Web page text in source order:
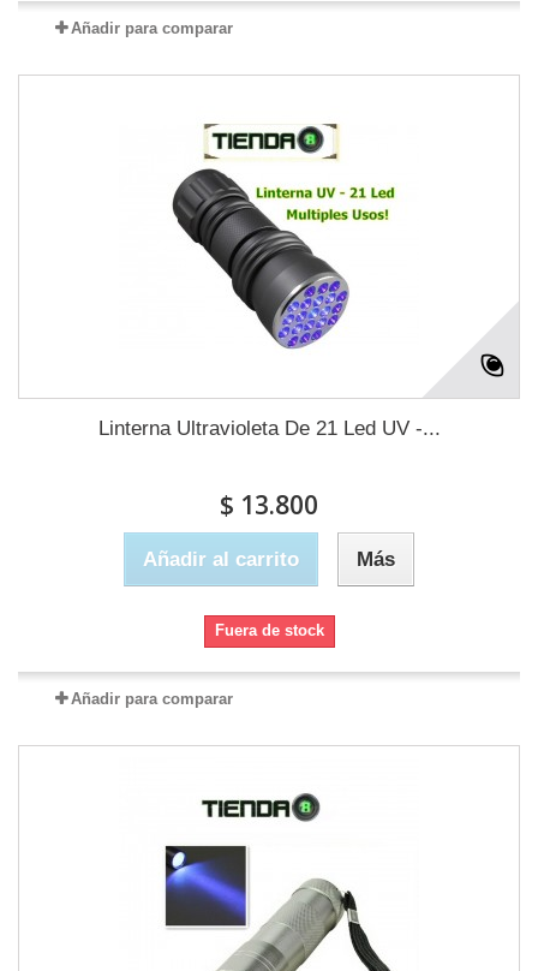
Añadir para comparar
Linterna Ultravioleta De 21 Led UV -...
$ 13.800
Añadir al carrito Más
Fuera de stock
Añadir para comparar